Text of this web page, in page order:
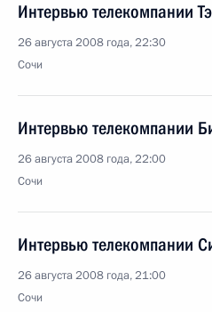
Интервью телекомпании
26 августа 2008 года, 22:30
Сочи
Интервью телекомпании
26 августа 2008 года, 22:00
Сочи
Интервью телекомпании
26 августа 2008 года, 21:00
Сочи